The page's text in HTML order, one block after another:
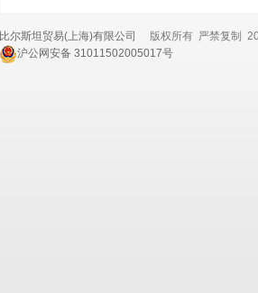
比尔斯坦贸易(上海)有限公司 版权所有 严禁复制
沪公网安备 31011502005017号